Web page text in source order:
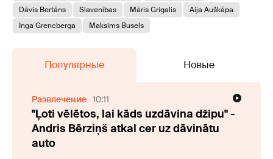
Dāvis Bertāns
Slavenības Māris Grigalis
Aija Auškāpa
Inga Grencberga
Maksims Busels
Популярные Новые
Развлечение 10:11
"Ļoti vēlētos, lai kāds uzdāvina džipu" -
Andris Bērziņš atkal cer uz dāvinātu
auto